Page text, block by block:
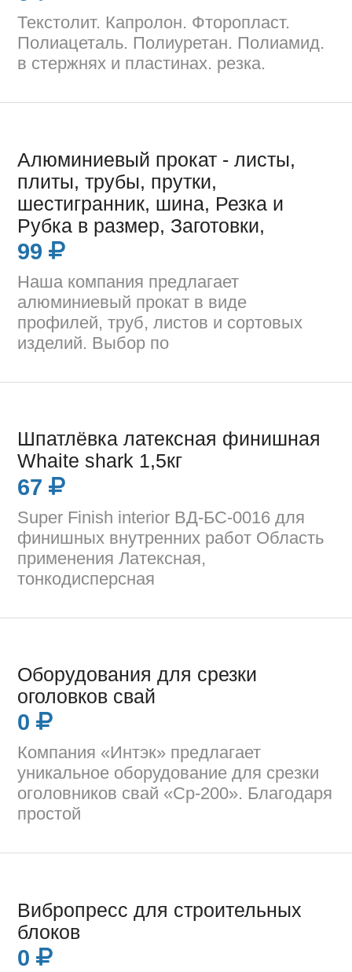
Текстолит. Капролон. Фторопласт.
Полиацеталь. Полиуретан. Полиамид.
в стержнях и пластинах. резка.
Алюминиевый прокат - листы,
плиты, трубы, прутки,
шестигранник, шина, Резка и
Рубка в размер, Заготовки,
99
Наша компания предлагает
алюминиевый прокат в виде
профилей, труб, листов и сортовых
изделий. Выбор по
Шпатлёвка латексная финишная
Whaite shark 1,5кг
67
Super Finish interior ВД-БС-0016 для
финишных внутренних работ Область
применения Латексная,
тонкодисперсная
Оборудования для срезки
оголовков свай
0
Компания «Интэк» предлагает
уникальное оборудование для срезки
оголовников свай «Ср-200». Благодаря
простой
Вибропресс для строительных
блоков
0